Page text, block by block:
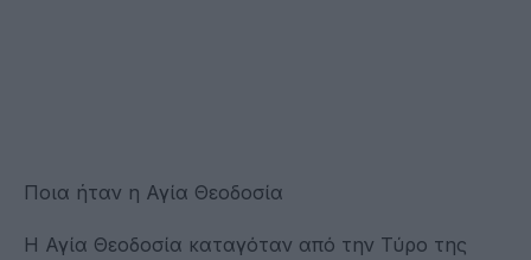
Ποια ήταν η Αγία Θεοδοσία
Η Αγία Θεοδοσία καταγόταν από την Τύρο της